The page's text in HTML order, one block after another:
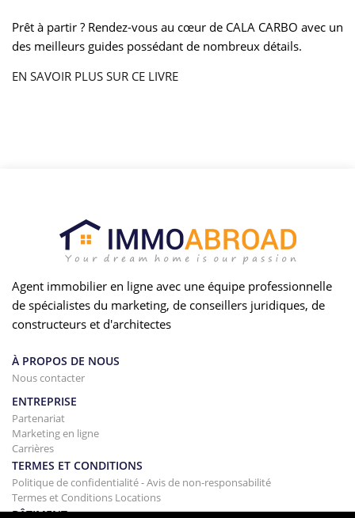
Prêt à partir ? Rendez-vous au cœur de CALA CARBO avec un
des meilleurs guides possédant de nombreux détails.
EN SAVOIR PLUS SUR CE LIVRE
Agent immobilier en ligne avec une équipe professionnelle
de spécialistes du marketing, de conseillers juridiques, de
constructeurs et d'architectes
À PROPOS DE NOUS
Nous contacter
ENTREPRISE
Partenariat
Marketing en ligne
Carrières
TERMES ET CONDITIONS
Politique de confidentialité - Avis de non-responsabilité
Termes et Conditions Locations
BÂTIMENT